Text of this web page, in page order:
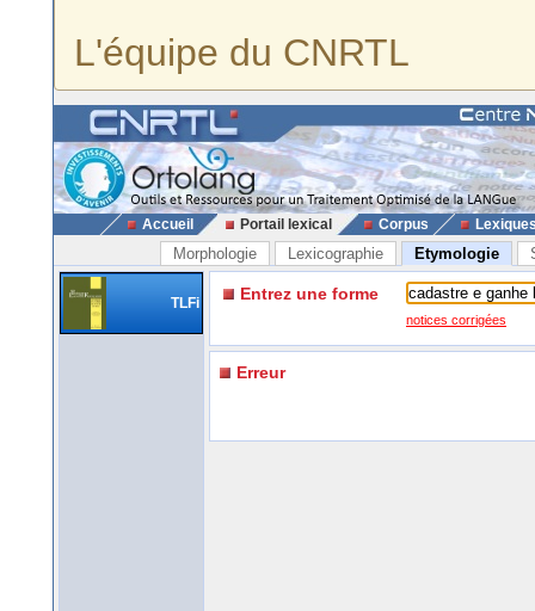
L'équipe du CNRTL
Accueil Portail lexical Corpus
Morphologie Lexicographie Etymologie
TLFi Entrez une forme
notices corrigées
Erreur